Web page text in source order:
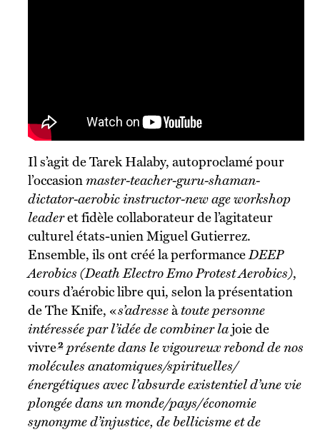
Il s’agit de Tarek Halaby, autoproclamé pour
l’occasionmaster-teacher-guru-shaman-
dictator-aerobic instructor-new age workshop
leaderet fidèle collaborateur de l’agitateur
culturel états-unien Miguel Gutierrez.
Ensemble, ils ont créé la performanceDEEP
Aerobics (Death Electro Emo Protest Aerobics),
cours d’aérobic libre qui, selon la présentation
de The Knife, «s’adresseàtoute personne
intéressée par l’idée de combiner lajoie de
vivre2présente dans le vigoureux rebond de nos
molécules anatomiques/spirituelles/
énergétiques avec l’absurde existentiel d’une vie
plongée dans un monde/pays/économie
synonyme d’injustice, de bellicisme et de